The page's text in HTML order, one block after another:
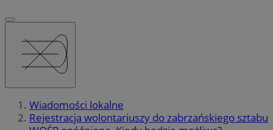
Wiadomości lokalne
Rejestracja wolontariuszy do zabrzańskiego sztabu